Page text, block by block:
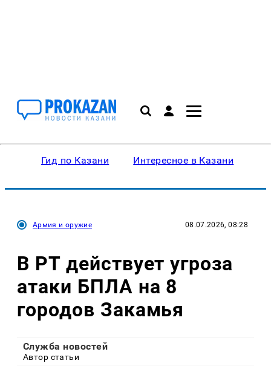
Гид по Казани Интересное в Казани
Армия и оружие 08.07.2026, 08:28
В РТ действует угроза
атаки БПЛА на 8
городов Закамья
Служба новостей
Автор статьи